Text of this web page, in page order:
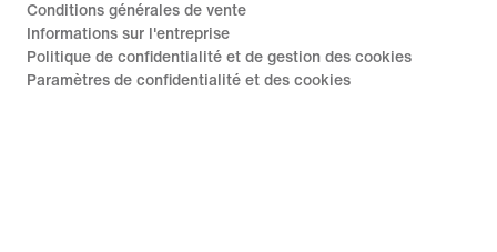
Conditions générales de vente
Informations sur l'entreprise
Politique de confidentialité et de gestion des cookies
Paramètres de confidentialité et des cookies